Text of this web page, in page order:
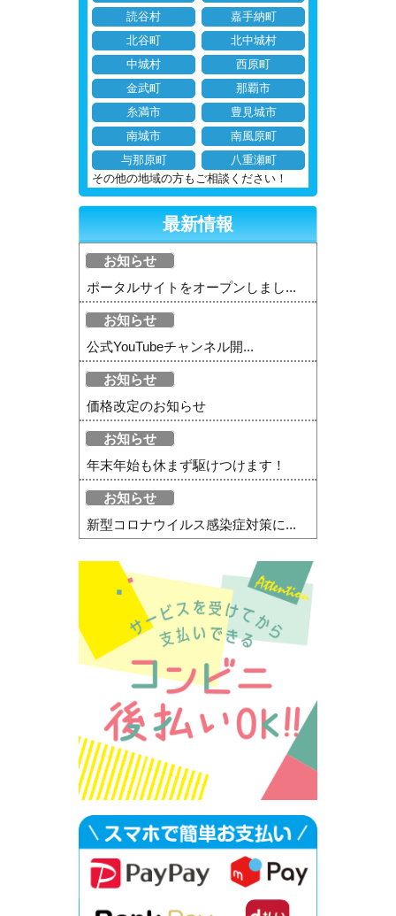
読谷村
嘉手納町
北谷町
北中城村
中城村
西原町
金武町
那覇市
糸満市
豊見城市
南城市
南風原町
与那原町
八重瀬町
その他の地域の方もご相談ください！
最新情報
お知らせ
ポータルサイトをオープンしまし...
お知らせ
公式YouTubeチャンネル開...
お知らせ
価格改定のお知らせ
お知らせ
年末年始も休まず駆けつけます！
お知らせ
新型コロナウイルス感染症対策に...